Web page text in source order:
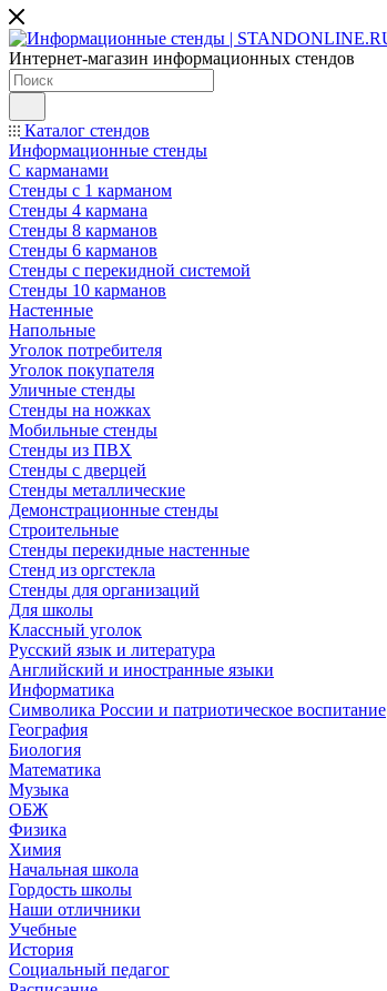
Интернет-магазин информационных стендов
Каталог стендов
Информационные стенды
С карманами
Стенды с 1 карманом
Стенды 4 кармана
Стенды 8 карманов
Стенды 6 карманов
Стенды с перекидной системой
Стенды 10 карманов
Настенные
Напольные
Уголок потребителя
Уголок покупателя
Уличные стенды
Стенды на ножках
Мобильные стенды
Стенды из ПВХ
Стенды с дверцей
Стенды металлические
Демонстрационные стенды
Строительные
Стенды перекидные настенные
Стенд из оргстекла
Стенды для организаций
Для школы
Классный уголок
Русский язык и литература
Английский и иностранные языки
Информатика
Символика России и патриотическое воспитание
География
Биология
Математика
Музыка
ОБЖ
Физика
Химия
Начальная школа
Гордость школы
Наши отличники
Учебные
История
Социальный педагог